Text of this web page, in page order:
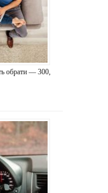
обрати — 300,